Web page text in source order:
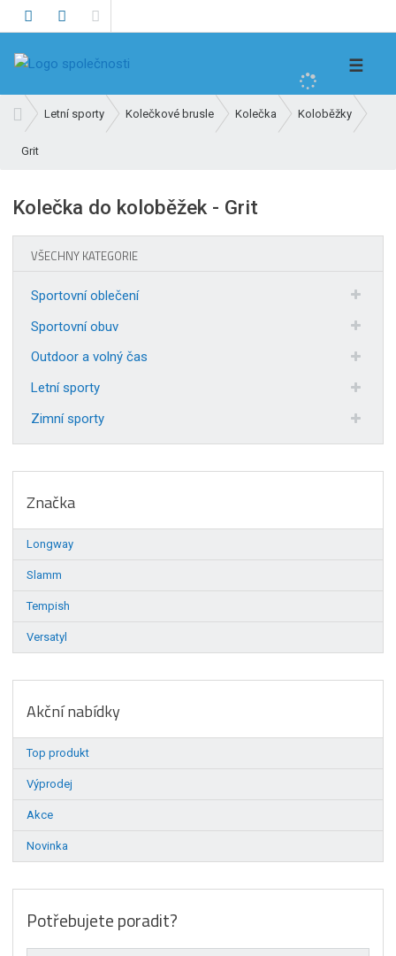
h
t
☰
v
o
í
Letní sporty Kolečkové brusle Kolečka Koloběžky
Grit
Kolečka do koloběžek - Grit
VŠECHNY KATEGORIE
Sportovní oblečení
Sportovní obuv
Outdoor a volný čas
Letní sporty
Zimní sporty
Značka
Longway
Slamm
Tempish
Versatyl
Akční nabídky
Top produkt
Výprodej
Akce
Novinka
Potřebujete poradit?